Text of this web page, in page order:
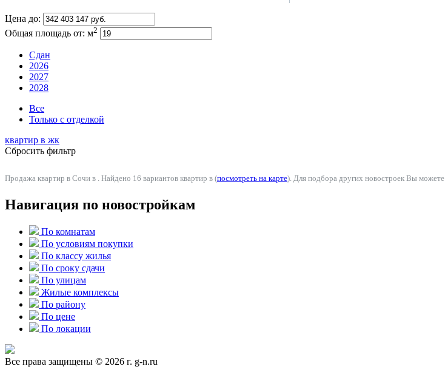
Цена до:
Общая площадь от: м2
Сдан
2026
2027
2028
Все
Только с отделкой
квартир в жк
Сбросить фильтр
Продажа квартир в Сочи в . Найдено 16 вариантов квартир в (посмотреть на карте). Для подбора других новостроек Вы
Навигация по новостройкам
По комнатам
По условиям покупки
По классу жилья
По сроку сдачи
По улицам
Жилые комплексы
По району
По цене
По локации
Все права защищены © 2026 г. g-n.ru